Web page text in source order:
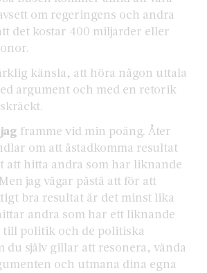
om regeringens och andra
det kostar 400 miljarder eller
känsla, att höra någon uttala
argument och med en retorik
framme vid min poäng. Åter
om att åstadkomma resultat
att hitta andra som har liknande
jag vågar påstå att för att
bra resultat är det minst lika
andra som har ett liknande
politik och de politiska
du själv gillar att resonera, vända
och utmana dina egna